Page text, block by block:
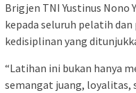
Brigjen TNI Yustinus Nono
kepada seluruh pelatih
kedisiplinan yang
“Latihan ini bukan hanya
semangat juang, loyalitas,